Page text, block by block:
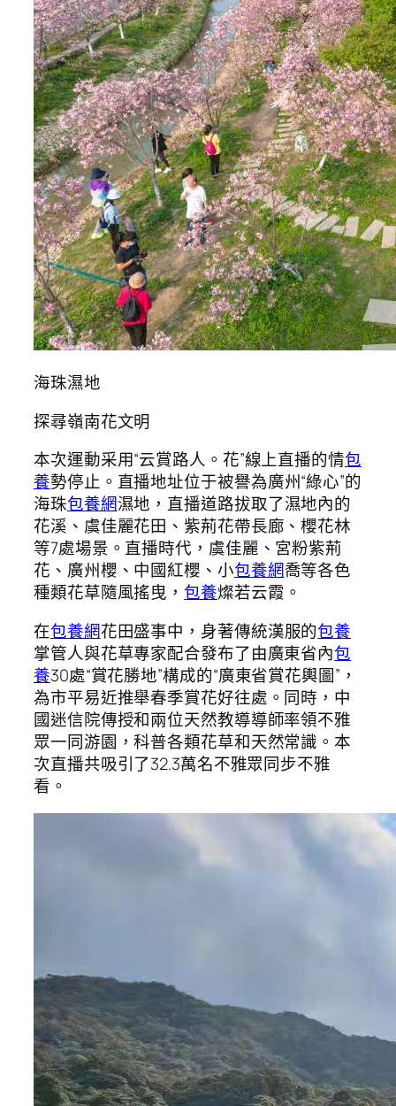
海珠濕地
探尋嶺南花文明
本次運動采用“云賞路人。花”線上直播的情包
養勢停止。直播地址位于被譽為廣州“綠心”的
海珠包養網濕地，直播道路拔取了濕地內的
花溪、虞佳麗花田、紫荊花帶長廊、櫻花林
等7處場景。直播時代，虞佳麗、宮粉紫荊
花、廣州櫻、中國紅櫻、小包養網喬等各色
種類花草隨風搖曳，包養燦若云霞。
在包養網花田盛事中，身著傳統漢服的包養
掌管人與花草專家配合發布了由廣東省內包
養30處“賞花勝地”構成的“廣東省賞花輿圖”，
為市平易近推舉春季賞花好往處。同時，中
國迷信院傳授和兩位天然教導導師率領不雅
眾一同游園，科普各類花草和天然常識。本
次直播共吸引了32.3萬名不雅眾同步不雅
看。